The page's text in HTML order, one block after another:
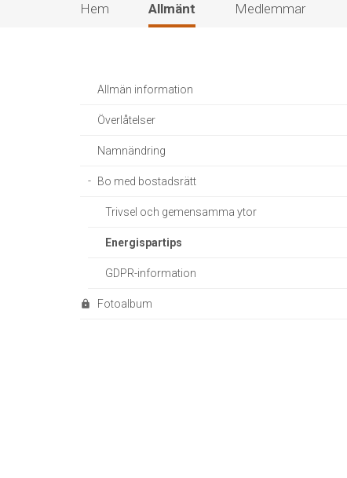
Hem Allmänt Medlemmar
Allmän information
Överlåtelser
Namnändring
Bo med bostadsrätt
Trivsel och gemensamma ytor
Energispartips
GDPR-information
Fotoalbum